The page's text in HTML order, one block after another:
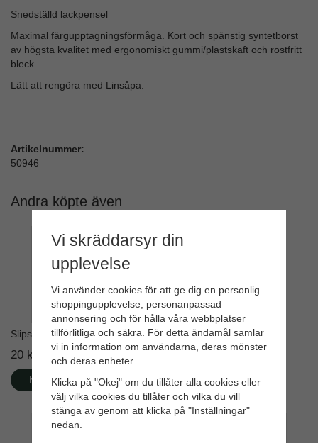
Snedställd lackpensel
Maximal färgupptagningsförmåga. Kort och spänstig syntetborst
av högsta kvalitet med ergonomiskt gummi/plastskaft och rostfritt
bleck.
Lätt att rengöra med Linsåpa.
Artikelnummer:
50946
Andra köpte även
Slipsvamp
20 kr
Köp
Linoljekitt
185 kr
Köp
Vi skräddarsyr din
upplevelse
Vi använder cookies för att ge dig en personlig
shoppingupplevelse, personanpassad
annonsering och för hålla våra webbplatser
tillförlitliga och säkra. För detta ändamål samlar
vi in information om användarna, deras mönster
och deras enheter.
Klicka på "Okej" om du tillåter alla cookies eller
välj vilka cookies du tillåter och vilka du vill
stänga av genom att klicka på "Inställningar"
nedan.